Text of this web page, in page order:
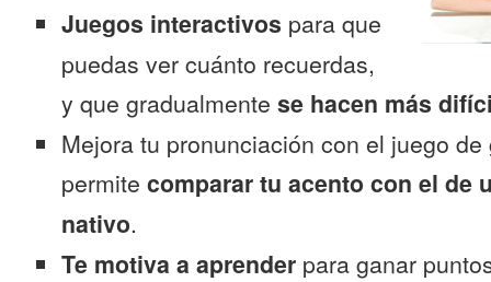
Juegos interactivos para que
puedas ver cuánto recuerdas,
y que gradualmente se hacen más
Mejora tu pronunciación con el juego
permite comparar tu acento con el de
nativo.
Te motiva a aprender para ganar